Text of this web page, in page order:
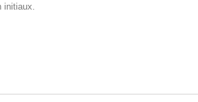
initiaux.